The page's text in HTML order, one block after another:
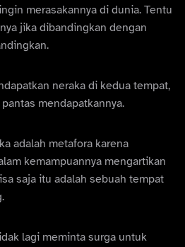
merasakannya di dunia. Tentu
jika dibandingkan dengan
neraka di kedua tempat,
mendapatkannya.
adalah metafora karena
kemampuannya mengartikan
saja itu adalah sebuah tempat
lagi meminta surga untuk